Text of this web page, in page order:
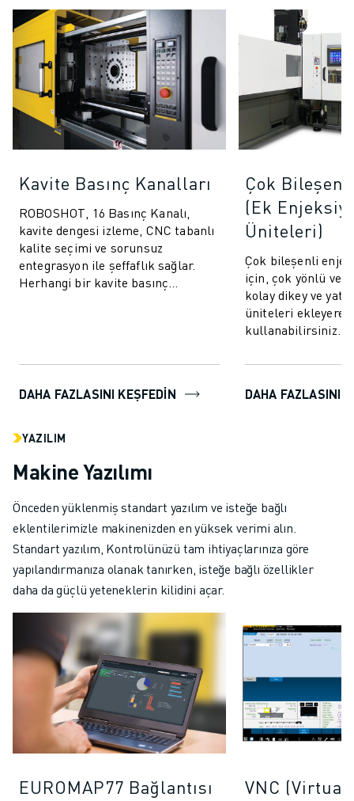
Kavite Basınç Kanalları
ROBOSHOT, 16 Basınç Kanalı,
kavite dengesi izleme, CNC tabanlı
kalite seçimi ve sorunsuz
entegrasyon ile şeffaflık sağlar.
Herhangi bir kavite basınç
DAHA FAZLASINI KEŞFEDIN
Çok
(Ek
Üniteleri)
Çok bileşenli
için, çok yönlü ve
kolay dikey ve
üniteleri ekleyerek
kullanabilirsiniz.
bileşen...
DAHA FAZLASINI
YAZILIM
Makine Yazılımı
Önceden yüklenmiş standart yazılım ve isteğe bağlı
eklentilerimizle makinenizden en yüksek verimi alın.
Standart yazılım, Kontrolünüzü tam ihtiyaçlarınıza göre
yapılandırmanıza olanak tanırken, isteğe bağlı özellikler
daha da güçlü yeteneklerin kilidini açar.
EUROMAP77 Bağlantısı
VNC